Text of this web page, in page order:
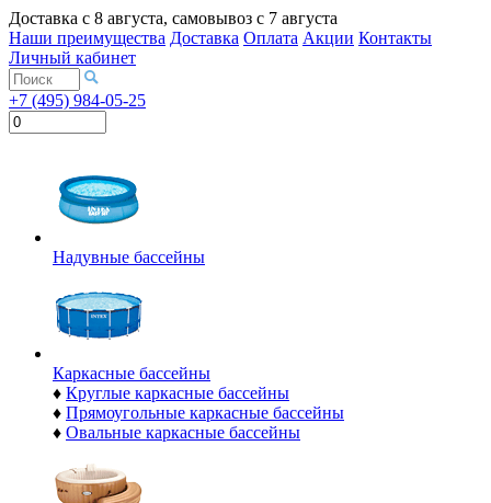
Доставка с 8 августа, самовывоз с 7 августа
Наши преимущества Доставка Оплата Акции Контакты
Личный кабинет
+7 (495) 984-05-25
Надувные бассейны
Каркасные бассейны
♦ Круглые каркасные бассейны
♦ Прямоугольные каркасные бассейны
♦ Овальные каркасные бассейны